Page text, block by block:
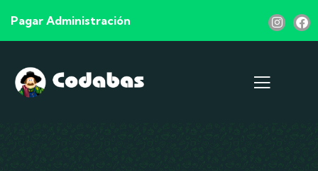
Pagar Administración